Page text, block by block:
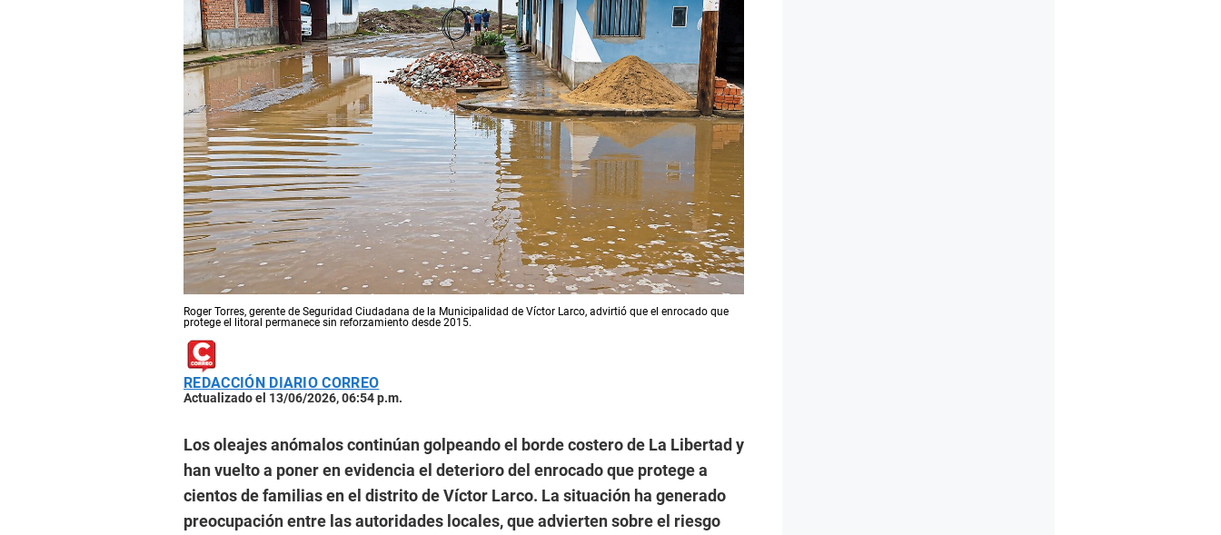
Roger Torres, gerente de Seguridad Ciudadana de la Municipalidad de Víctor Larco, advirtió que el enrocado que
protege el litoral permanece sin reforzamiento desde 2015.
REDACCIÓN DIARIO CORREO
Actualizado el 13/06/2026, 06:54 p.m.
Los oleajes anómalos continúan golpeando el borde costero de La Libertad y
han vuelto a poner en evidencia el deterioro del enrocado que protege a
cientos de familias en el distrito de Víctor Larco. La situación ha generado
preocupación entre las autoridades locales, que advierten sobre el riesgo